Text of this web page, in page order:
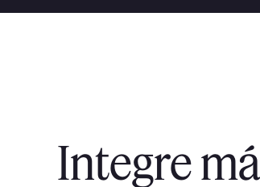
Integre